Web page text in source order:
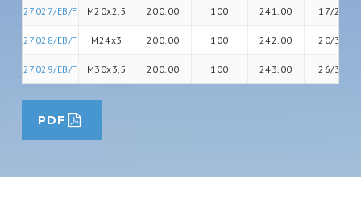
27027/EB/F M20x2,5 200.00 100 241.00 17/26
27028/EB/F M24x3 200.00 100 242.00 20/30
27029/EB/F M30x3,5 200.00 100 243.00 26/36
PDF